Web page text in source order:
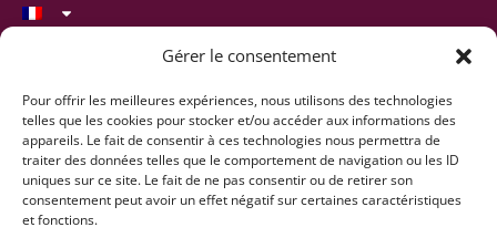
Gérer le consentement
Pour offrir les meilleures expériences, nous utilisons des technologies
telles que les cookies pour stocker et/ou accéder aux informations des
appareils. Le fait de consentir à ces technologies nous permettra de
traiter des données telles que le comportement de navigation ou les ID
uniques sur ce site. Le fait de ne pas consentir ou de retirer son
consentement peut avoir un effet négatif sur certaines caractéristiques
et fonctions.
C/O Association CIPINA
CP 395
1001 Lausanne
+41 78 824 54 94
contact@lausaff.org